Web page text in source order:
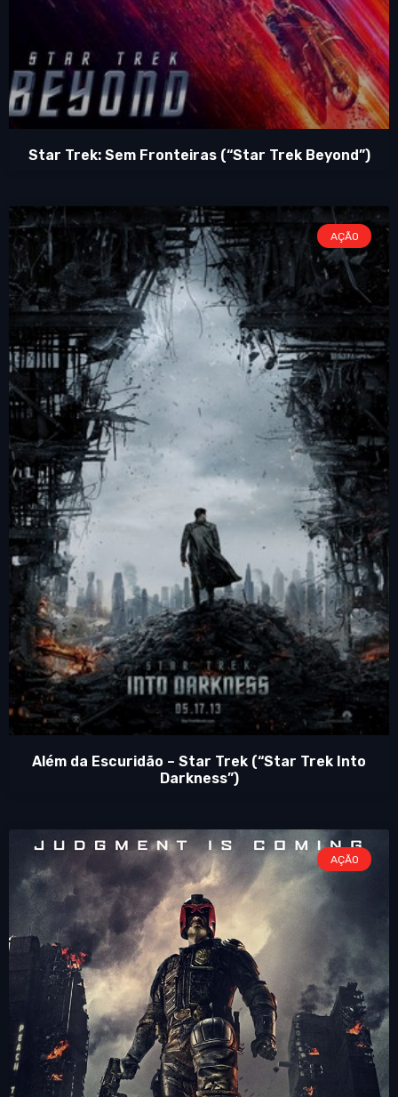
Star Trek: Sem Fronteiras (“Star Trek Beyond”)
AÇÃO
Além da Escuridão – Star Trek (“Star Trek Into
Darkness”)
AÇÃO